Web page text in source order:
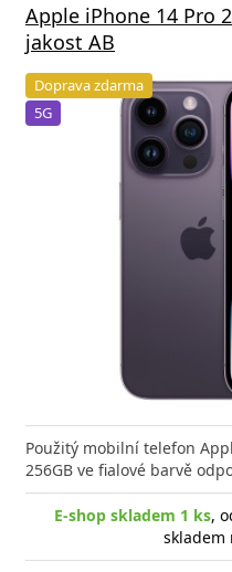
Apple iPhone 14 Pro
jakost AB
Doprava zdarma
5G
Použitý mobilní telefon
256GB ve fialové barvě
E-shop skladem 1 ks,
skladem